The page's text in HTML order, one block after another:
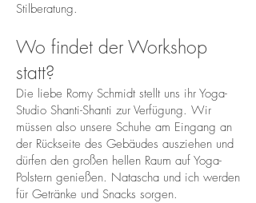
Stilberatung.
Wo findet der Workshop
statt?
Die liebe Romy Schmidt stellt uns ihr Yoga-
Studio Shanti-Shanti zur Verfügung. Wir
müssen also unsere Schuhe am Eingang an
der Rückseite des Gebäudes ausziehen und
dürfen den großen hellen Raum auf Yoga-
Polstern genießen. Natascha und ich werden
für Getränke und Snacks sorgen.